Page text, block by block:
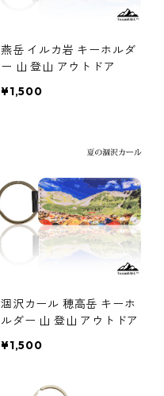
燕岳 イルカ岩 キーホルダ
ー 山 登山 アウトドア
¥1,500
涸沢カール 穂高岳 キーホ
ルダー 山 登山 アウトドア
¥1,500